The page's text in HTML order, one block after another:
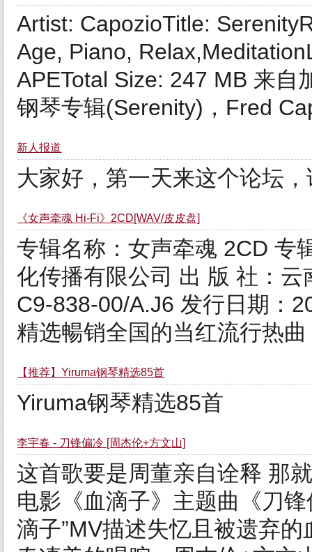
Artist: CapozioTitle:
Age, Piano,
APETotal Size: 247 MB 来自
钢琴专辑(Serenity)，Fred
新人报道
大家好，第一天来这个论坛
《女声牵魂 Hi-Fi》2CD[WAV/皮皮盘]
专辑名称：女声牵魂 2CD 专
化传播有限公司 出 版 社：
C9-838-00/A.J6 发行日期：
精选暢销全国的当红流行热
【推荐】Yiruma钢琴精选85首
Yiruma钢琴精选85首
李宇春 - 刀锋偏冷 [周杰伦+方文山]
这首歌要是周董亲自诠释 那
电影《血滴子》主题曲《刀
滴子”MV描述失忆且被遗弃